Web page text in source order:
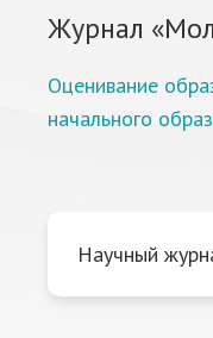
Журнал
Оценивание
начального
Научный